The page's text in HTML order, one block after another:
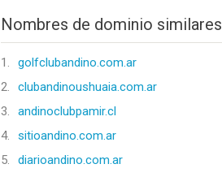
Nombres de dominio similares
1.
golfclubandino.com.ar
2.
clubandinoushuaia.com.ar
3.
andinoclubpamir.cl
4.
sitioandino.com.ar
5.
diarioandino.com.ar